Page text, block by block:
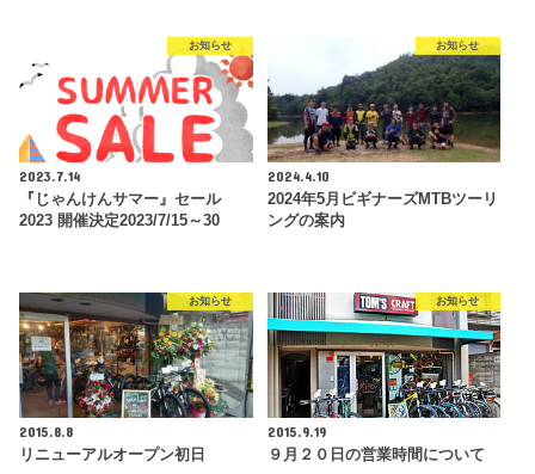
お知らせ
2023.7.14
『じゃんけんサマー』セール
2023 開催決定2023/7/15～30
お知らせ
2024.4.10
2024年5月ビギナーズMTBツーリ
ングの案内
お知らせ
2015.8.8
リニューアルオープン初日
お知らせ
2015.9.19
９月２０日の営業時間について